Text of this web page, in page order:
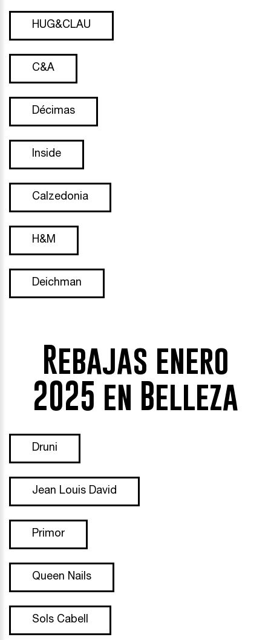
HUG&CLAU
C&A
Décimas
Inside
Calzedonia
H&M
Deichman
Rebajas enero
2025 en Belleza
Druni
Jean Louis David
Primor
Queen Nails
Sols Cabell